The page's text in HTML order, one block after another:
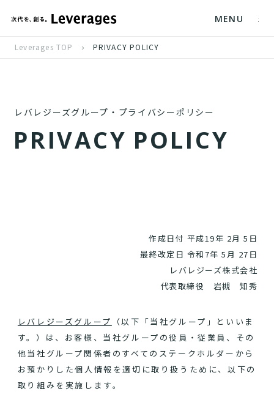
MENU
Leverages TOP PRIVACY POLICY
レバレジーズグループ・プライバシーポリシー
PRIVACY POLICY
作成日付 平成19年 2月 5日
最終改定日 令和7年 5月 27日
レバレジーズ株式会社
代表取締役 岩槻 知秀
レバレジーズグループ
（以下「当社グループ」といいま
す。）は、お客様、当社グループの役員・従業員、その
他当社グループ関係者のすべてのステークホルダーから
お預かりした個人情報を適切に取り扱うために、以下の
取り組みを実施します。